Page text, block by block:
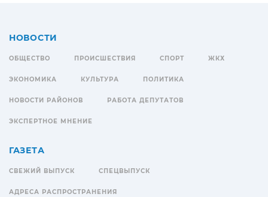
НОВОСТИ
ОБЩЕСТВО ПРОИСШЕСТВИЯ СПОРТ ЖКХ
ЭКОНОМИКА КУЛЬТУРА ПОЛИТИКА
НОВОСТИ РАЙОНОВ РАБОТА ДЕПУТАТОВ
ЭКСПЕРТНОЕ МНЕНИЕ
ГАЗЕТА
СВЕЖИЙ ВЫПУСК СПЕЦВЫПУСК
АДРЕСА РАСПРОСТРАНЕНИЯ